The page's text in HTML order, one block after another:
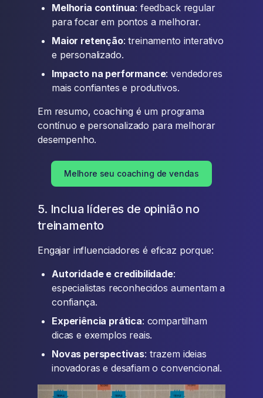
Melhoria contínua: feedback regular
para focar em pontos a melhorar.
Maior retenção: treinamento interativo
e personalizado.
Impacto na performance: vendedores
mais confiantes e produtivos.
Em resumo, coaching é um programa
contínuo e personalizado para melhorar
desempenho.
Melhore seu coaching de vendas
5. Inclua líderes de opinião no
treinamento
Engajar influenciadores é eficaz porque:
Autoridade e credibilidade:
especialistas reconhecidos aumentam a
confiança.
Experiência prática: compartilham
dicas e exemplos reais.
Novas perspectivas: trazem ideias
inovadoras e desafiam o convencional.